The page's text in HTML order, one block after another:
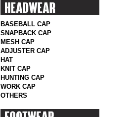
BASEBALL CAP
SNAPBACK CAP
MESH CAP
ADJUSTER CAP
HAT
KNIT CAP
HUNTING CAP
WORK CAP
OTHERS